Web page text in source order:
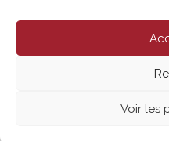
Voir les